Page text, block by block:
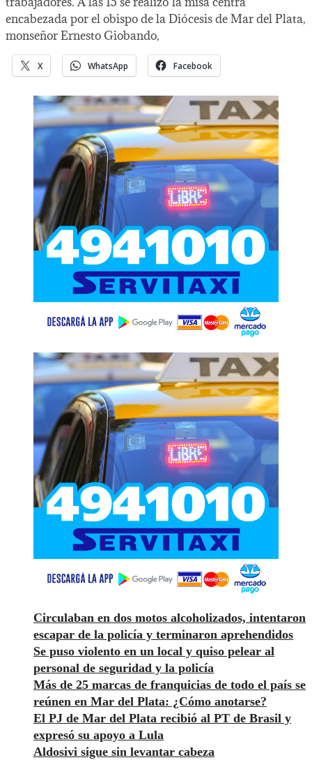
encabezada por el obispo de la Diócesis de Mar del Plata,
monseñor Ernesto Giobando,
X WhatsApp Facebook
Circulaban en dos motos alcoholizados, intentaron
escapar de la policía y terminaron aprehendidos
Se puso violento en un local y quiso pelear al
personal de seguridad y la policía
Más de 25 marcas de franquicias de todo el país se
reúnen en Mar del Plata: ¿Cómo anotarse?
El PJ de Mar del Plata recibió al PT de Brasil y
expresó su apoyo a Lula
Aldosivi sigue sin levantar cabeza